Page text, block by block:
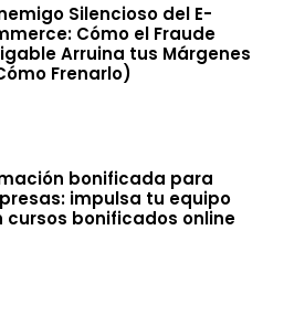
Silencioso del E-
Cómo el Fraude
Arruina tus Márgenes
Frenarlo)
bonificada para
impulsa tu equipo
cursos bonificados online